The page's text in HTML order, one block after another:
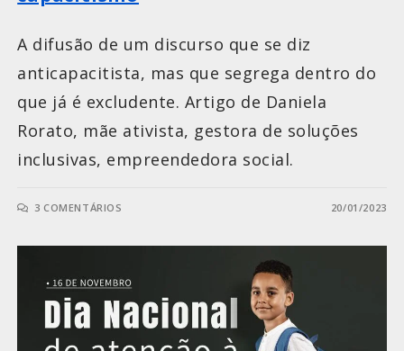
A difusão de um discurso que se diz
anticapacitista, mas que segrega dentro do
que já é excludente. Artigo de Daniela
Rorato, mãe ativista, gestora de soluções
inclusivas, empreendedora social.
3 COMENTÁRIOS 20/01/2023